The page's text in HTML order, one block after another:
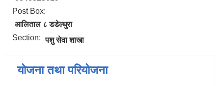
Post Box:
आलिताल ८ डडेल्धुरा
Section: पशु सेवा शाखा
योजना तथा परियोजना